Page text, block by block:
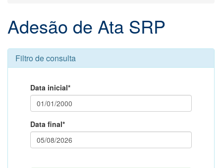
Adesão de Ata SRP
Filtro de consulta
Data inicial*
Data final*